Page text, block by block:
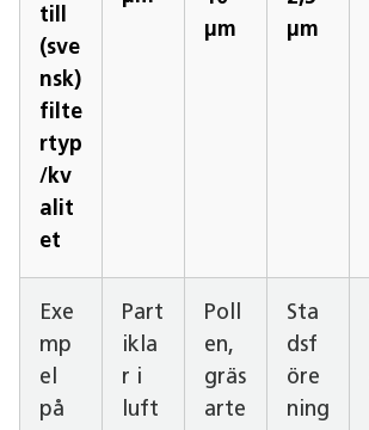
till
(sve
nsk)
filte
rtyp
/kv
alit
et
µm
µm
Exe
mp
el
på
Part
ikla
r i
luft
Poll
en,
gräs
arte
Sta
dsf
öre
ning